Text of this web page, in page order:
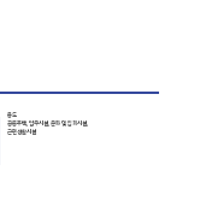
용도
공동주택, 업무시설, 문화 및 집회시설,
근린생활시설